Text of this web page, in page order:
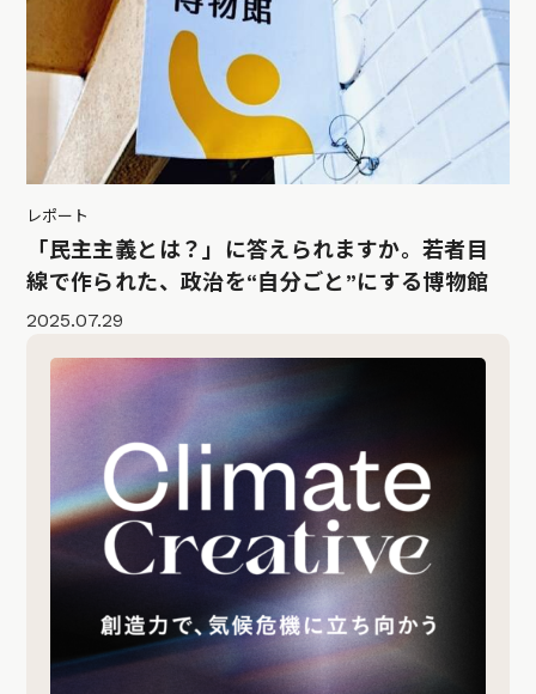
レポート
「民主主義とは？」に答えられますか。若者目
線で作られた、政治を“自分ごと”にする博物館
2025.07.29